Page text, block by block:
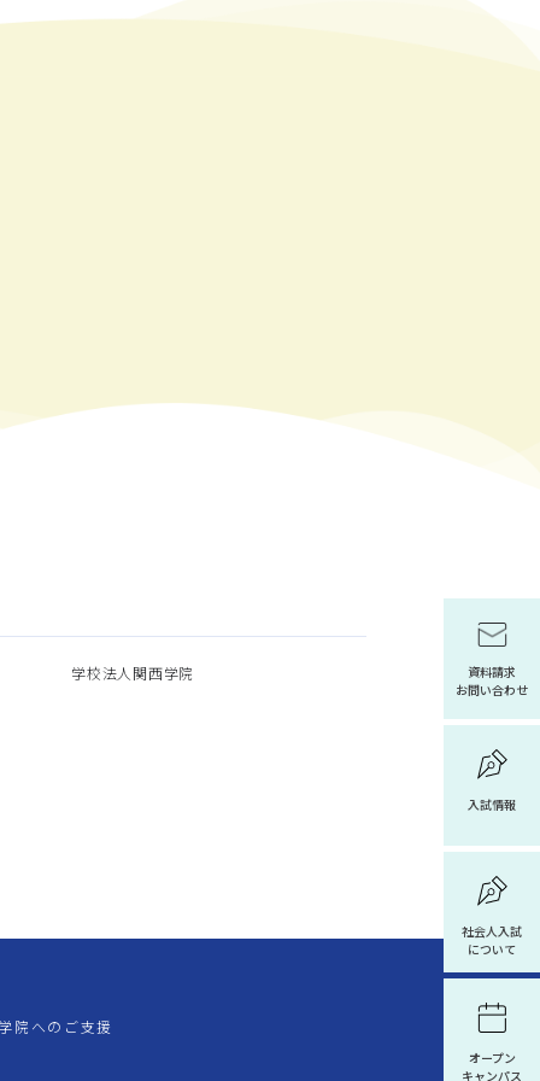
資料請求
お問い合わせ
入試情報
社会人入試
について
オープン
キャンパス
学校法人関西学院
院へのご支援